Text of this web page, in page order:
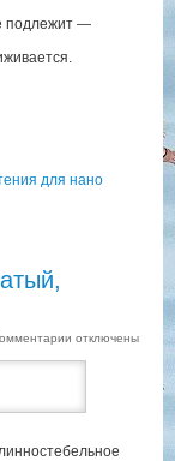
подлежит —
для нано
отключены